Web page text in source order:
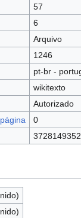
57
6
Arquivo
1246
pt-br -
wikitexto
Autorizado
0